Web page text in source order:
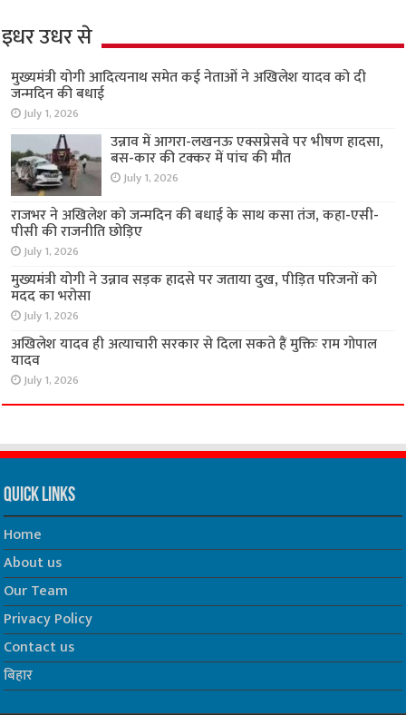
इधर उधर से
मुख्यमंत्री योगी आदित्यनाथ समेत कई नेताओं ने अखिलेश यादव को दी
जन्मदिन की बधाई
July 1, 2026
उन्नाव में आगरा-लखनऊ एक्सप्रेसवे पर भीषण हादसा,
बस-कार की टक्कर में पांच की मौत
July 1, 2026
राजभर ने अखिलेश को जन्मदिन की बधाई के साथ कसा तंज, कहा-एसी-
पीसी की राजनीति छोड़िए
July 1, 2026
मुख्यमंत्री योगी ने उन्नाव सड़क हादसे पर जताया दुख, पीड़ित परिजनों को
मदद का भरोसा
July 1, 2026
अखिलेश यादव ही अत्याचारी सरकार से दिला सकते हैं मुक्तिः राम गोपाल
यादव
July 1, 2026
Quick Links
Home
About us
Our Team
Privacy Policy
Contact us
बिहार